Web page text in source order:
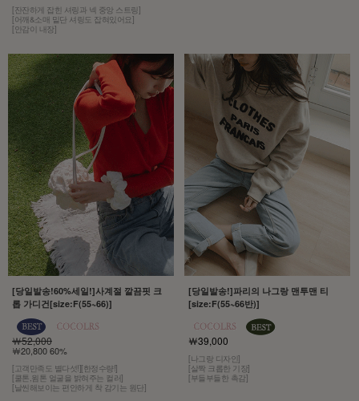
[잔잔하게 잡힌 셔링과 넥 중앙 스트링]
[어깨&소매 밑단 셔링도 잡혀있어요]
[안감이 내장]
[당일발송!60%세일!]사계절 깔끔핏 크
롭 가디건[size:F(55~66)]
￦52,000
￦20,800 60%
[고객만족도 별다섯!][한정수량!]
[쿨톤,윔톤 얼굴을 밝혀주는 컬러]
[날씬해보이는 편안하게 착 감기는 원단]
[당일발송!]파리의 나그랑 맨투맨 티
[size:F(55~66반)]
￦39,000
[나그랑 디자인]
[살짝 크롭한 기장]
[부들부들한 촉감]